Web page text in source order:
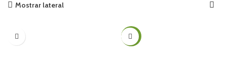
Mostrar lateral
-51%